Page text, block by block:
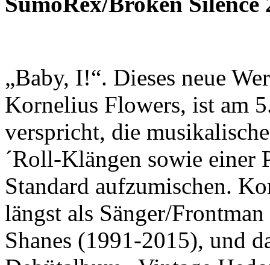
„Baby, I!“. Dieses neue
Kornelius Flowers, ist am
verspricht, die
´Roll-Klängen sowie einer
Standard aufzumischen.
längst als Sänger/
Shanes (1991-2015), und